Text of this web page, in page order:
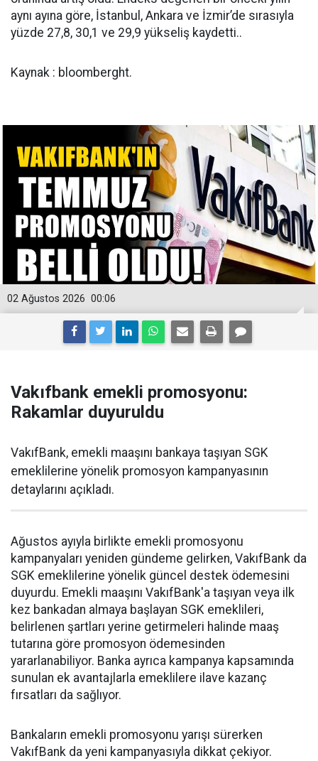
aynı ayına göre, İstanbul, Ankara ve İzmir’de sırasıyla
yüzde 27,8, 30,1 ve 29,9 yükseliş kaydetti..
Kaynak : bloomberght.
00:06
02 Ağustos 2026
Vakıfbank emekli promosyonu:
Rakamlar duyuruldu
VakıfBank, emekli maaşını bankaya taşıyan SGK
emeklilerine yönelik promosyon kampanyasının
detaylarını açıkladı.
Ağustos ayıyla birlikte emekli promosyonu
kampanyaları yeniden gündeme gelirken, VakıfBank da
SGK emeklilerine yönelik güncel destek ödemesini
duyurdu. Emekli maaşını VakıfBank'a taşıyan veya ilk
kez bankadan almaya başlayan SGK emeklileri,
belirlenen şartları yerine getirmeleri halinde maaş
tutarına göre promosyon ödemesinden
yararlanabiliyor. Banka ayrıca kampanya kapsamında
sunulan ek avantajlarla emeklilere ilave kazanç
fırsatları da sağlıyor.
Bankaların emekli promosyonu yarışı sürerken
VakıfBank da yeni kampanyasıyla dikkat çekiyor.